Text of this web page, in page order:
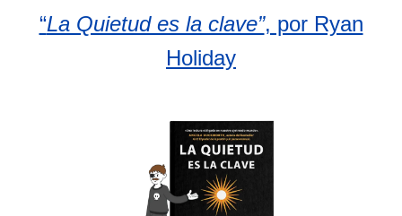
“La Quietud es la clave”, por Ryan
Holiday